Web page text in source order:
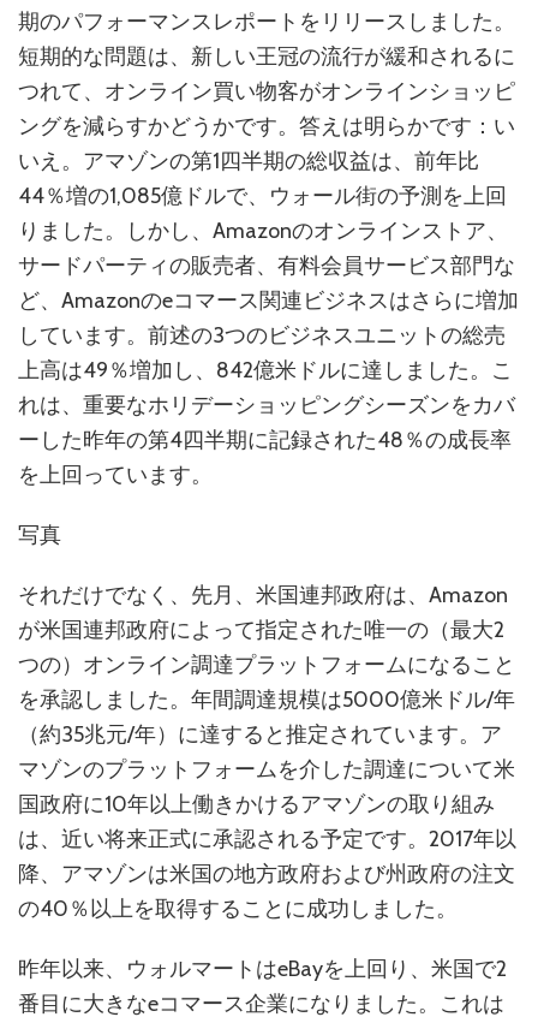
期のパフォーマンスレポートをリリースしました。
短期的な問題は、新しい王冠の流行が緩和されるに
つれて、オンライン買い物客がオンラインショッピ
ングを減らすかどうかです。答えは明らかです：い
いえ。アマゾンの第1四半期の総収益は、前年比
44％増の1,085億ドルで、ウォール街の予測を上回
りました。しかし、Amazonのオンラインストア、
サードパーティの販売者、有料会員サービス部門な
ど、Amazonのeコマース関連ビジネスはさらに増加
し​​ています。前述の3つのビジネスユニットの総売
上高は49％増加し、842億米ドルに達しました。こ
れは、重要なホリデーショッピングシーズンをカバ
ーした昨年の第4四半期に記録された48％の成長率
を上回っています。
写真
それだけでなく、先月、米国連邦政府は、Amazon
が米国連邦政府によって指定された唯一の（最大2
つの）オンライン調達プラットフォームになること
を承認しました。年間調達規模は5000億米ドル/年
（約35兆元/年）に達すると推定されています。ア
マゾンのプラットフォームを介した調達について米
国政府に10年以上働きかけるアマゾンの取り組み
は、近い将来正式に承認される予定です。2017年以
降、アマゾンは米国の地方政府および州政府の注文
の40％以上を取得することに成功しました。
昨年以来、ウォルマートはeBayを上回り、米国で2
番目に大きなeコマース企業になりました。これは